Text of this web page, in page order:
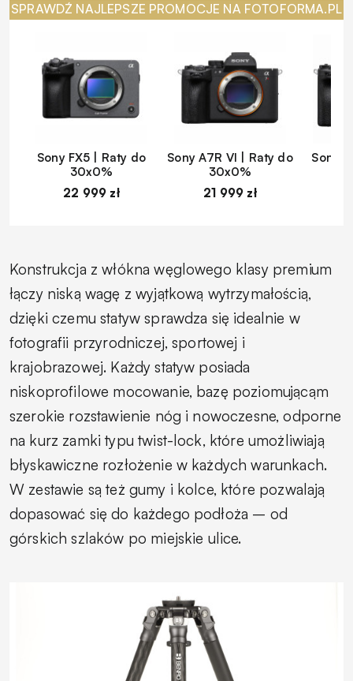
SPRAWDŹ NAJLEPSZE PROMOCJE NA FOTOFORMA.PL
Sony FX5 | Raty do
30x0%
22 999 zł
Sony A7R VI | Raty do
30x0%
21 999 zł
Sony
Konstrukcja z włókna węglowego klasy premium
łączy niską wagę z wyjątkową wytrzymałością,
dzięki czemu statyw sprawdza się idealnie w
fotografii przyrodniczej, sportowej i
krajobrazowej. Każdy statyw posiada
niskoprofilowe mocowanie, bazę poziomującąm
szerokie rozstawienie nóg i nowoczesne, odporne
na kurz zamki typu twist-lock, które umożliwiają
błyskawiczne rozłożenie w każdych warunkach.
W zestawie są też gumy i kolce, które pozwalają
dopasować się do każdego podłoża – od
górskich szlaków po miejskie ulice.